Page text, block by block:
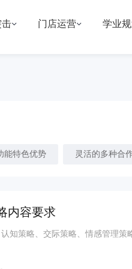
击 门店运营 学业规
能特色优势 灵活的多种合
内容要求
知策略、交际策略、情感管理